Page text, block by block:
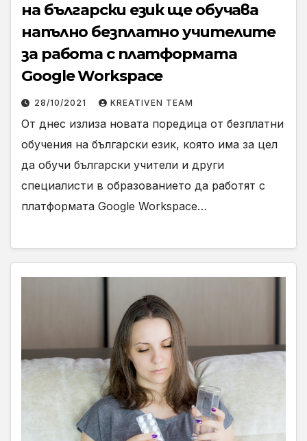
на български език ще обучава
напълно безплатнo учителите
за работа с платформата
Google Workspace
28/10/2021 KREATIVEN TEAM
От днес излиза новата поредица от безплатни
обучения на български език, която има за цел
да обучи български учители и други
специалисти в образованието да работят с
платформата Google Workspace…